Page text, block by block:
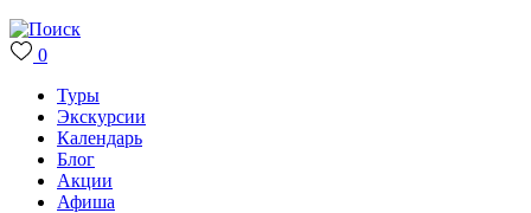
0
Туры
Экскурсии
Календарь
Блог
Акции
Афиша